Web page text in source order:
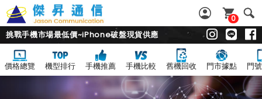
0
挑戰手機市場最低價~iPhone破盤現貨供應
價格總覽 機型排行 手機推薦 手機比較 舊機回收 門市據點 門